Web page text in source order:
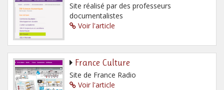
Site réalisé par des professeurs
documentalistes
Voir l'article
France Culture
Site de France Radio
Voir l'article